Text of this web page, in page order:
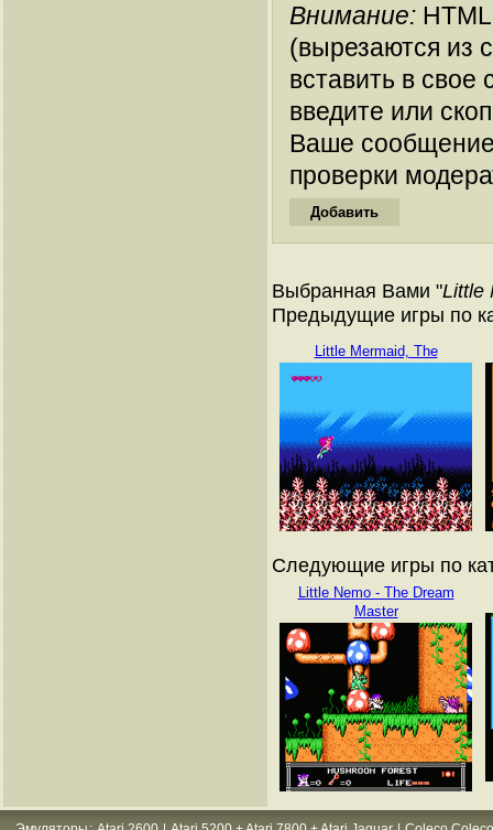
Внимание:
(вырезаются из
вставить в
введите или
Ваше
проверки
Выбранная Вами "Little
Предыдущие игры по
Little Mermaid, The
Следующие игры по
Little Nemo - The Dream
Master